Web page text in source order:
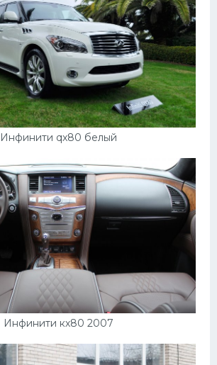
Инфинити qx80 белый
Инфинити кх80 2007